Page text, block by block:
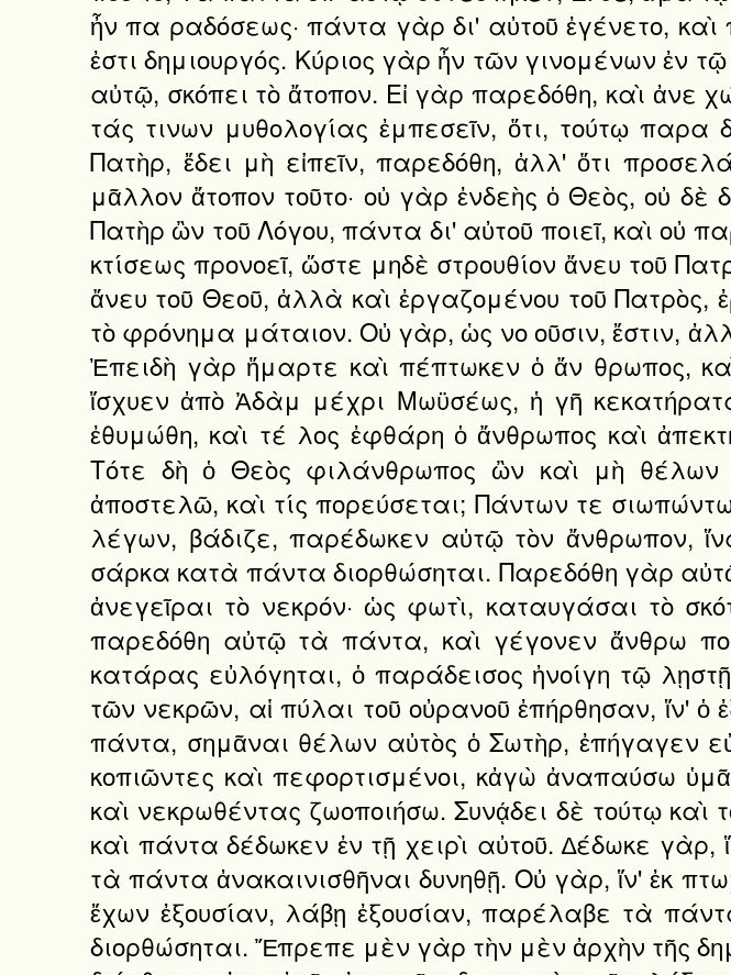
ἦν πα ραδόσεως· πάντα γὰρ δι' αὐτοῦ ἐγένετο,
ἐστι δημιουργός. Κύριος γὰρ ἦν τῶν γινομένων ἐν
αὐτῷ, σκόπει τὸ ἄτοπον. Εἰ γὰρ παρεδόθη, καὶ ἀνε
τάς τινων μυθολογίας ἐμπεσεῖν, ὅτι, τούτῳ παρα
Πατὴρ, ἔδει μὴ εἰπεῖν, παρεδόθη, ἀλλ' ὅτι
μᾶλλον ἄτοπον τοῦτο· οὐ γὰρ ἐνδεὴς ὁ Θεὸς, οὐ δὲ
Πατὴρ ὢν τοῦ Λόγου, πάντα δι' αὐτοῦ ποιεῖ, καὶ οὐ
κτίσεως προνοεῖ, ὥστε μηδὲ στρουθίον ἄνευ τοῦ
ἄνευ τοῦ Θεοῦ, ἀλλὰ καὶ ἐργαζομένου τοῦ Πατρὸς,
τὸ φρόνημα μάταιον. Οὐ γὰρ, ὡς νο οῦσιν, ἔστιν,
Ἐπειδὴ γὰρ ἥμαρτε καὶ πέπτωκεν ὁ ἄν θρωπος,
ἴσχυεν ἀπὸ Ἀδὰμ μέχρι Μωϋσέως, ἡ γῆ
ἐθυμώθη, καὶ τέ λος ἐφθάρη ὁ ἄνθρωπος καὶ
Τότε δὴ ὁ Θεὸς φιλάνθρωπος ὢν καὶ μὴ θέλων
ἀποστελῶ, καὶ τίς πορεύσεται; Πάντων τε
λέγων, βάδιζε, παρέδωκεν αὐτῷ τὸν ἄνθρωπον,
σάρκα κατὰ πάντα διορθώσηται. Παρεδόθη γὰρ
ἀνεγεῖραι τὸ νεκρόν· ὡς φωτὶ, καταυγάσαι τὸ
παρεδόθη αὐτῷ τὰ πάντα, καὶ γέγονεν ἄνθρω
κατάρας εὐλόγηται, ὁ παράδεισος ἠνοίγη τῷ
τῶν νεκρῶν, αἱ πύλαι τοῦ οὐρανοῦ ἐπήρθησαν, ἵν'
πάντα, σημᾶναι θέλων αὐτὸς ὁ Σωτὴρ, ἐπήγαγεν
κοπιῶντες καὶ πεφορτισμένοι, κἀγὼ ἀναπαύσω
καὶ νεκρωθέντας ζωοποιήσω. Συνᾴδει δὲ τούτῳ
καὶ πάντα δέδωκεν ἐν τῇ χειρὶ αὐτοῦ. ∆έδωκε
τὰ πάντα ἀνακαινισθῆναι δυνηθῇ. Οὐ γὰρ, ἵν' ἐκ
ἔχων ἐξουσίαν, λάβῃ ἐξουσίαν, παρέλαβε τὰ
διορθώσηται. Ἔπρεπε μὲν γὰρ τὴν μὲν ἀρχὴν τῆς